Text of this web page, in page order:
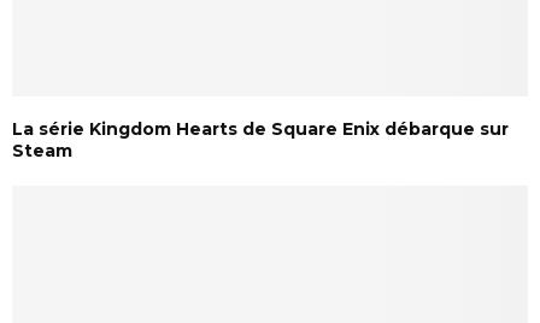
La série Kingdom Hearts de Square Enix débarque sur
Steam